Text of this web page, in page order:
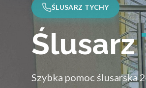
ŚLUSARZ TYCHY
Ślusarz
Szybka pomoc ślusarska